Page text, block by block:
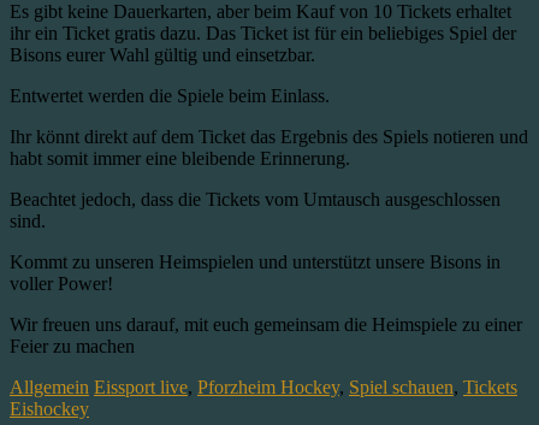
Es gibt keine Dauerkarten, aber beim Kauf von 10 Tickets erhaltet
ihr ein Ticket gratis dazu. Das Ticket ist für ein beliebiges Spiel der
Bisons eurer Wahl gültig und einsetzbar.
Entwertet werden die Spiele beim Einlass.
Ihr könnt direkt auf dem Ticket das Ergebnis des Spiels notieren und
habt somit immer eine bleibende Erinnerung.
Beachtet jedoch, dass die Tickets vom Umtausch ausgeschlossen
sind.
Kommt zu unseren Heimspielen und unterstützt unsere Bisons in
voller Power!
Wir freuen uns darauf, mit euch gemeinsam die Heimspiele zu einer
Feier zu machen
Allgemein Eissport live, Pforzheim Hockey, Spiel schauen, Tickets
Eishockey